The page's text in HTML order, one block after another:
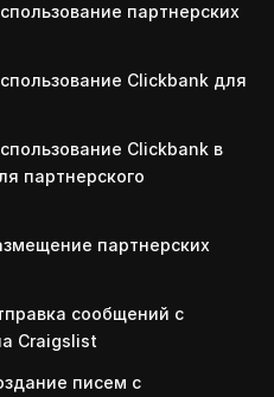
партнерских
Clickbank для
Clickbank в
партнерского
партнерских
сообщений с
Craigslist
писем с